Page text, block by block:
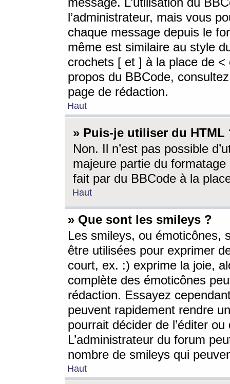
l’administrateur, mais vous
chaque message depuis le
même est similaire au style
crochets [ et ] à la place de <
propos du BBCode,
page de rédaction.
Haut
» Puis-je utiliser du HTML
Non. Il n’est pas possible
majeure partie du
fait par du BBCode à la
Haut
» Que sont les smileys ?
Les smileys, ou émoticônes,
être utilisées pour exprimer
court, ex. :) exprime la joie,
complète des émoticônes
rédaction. Essayez
peuvent rapidement rendre
pourrait décider de l’éditer
L’administrateur du forum
nombre de smileys qui
Haut